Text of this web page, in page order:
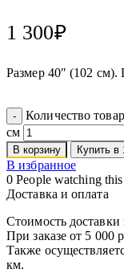
1 300₽
Размер 40″ (102 см).
Количество
см
В корзину Купить в
В избранное
0 People watching
Доставка и оплата
Стоимость
При заказе от 5 000
Также
км.